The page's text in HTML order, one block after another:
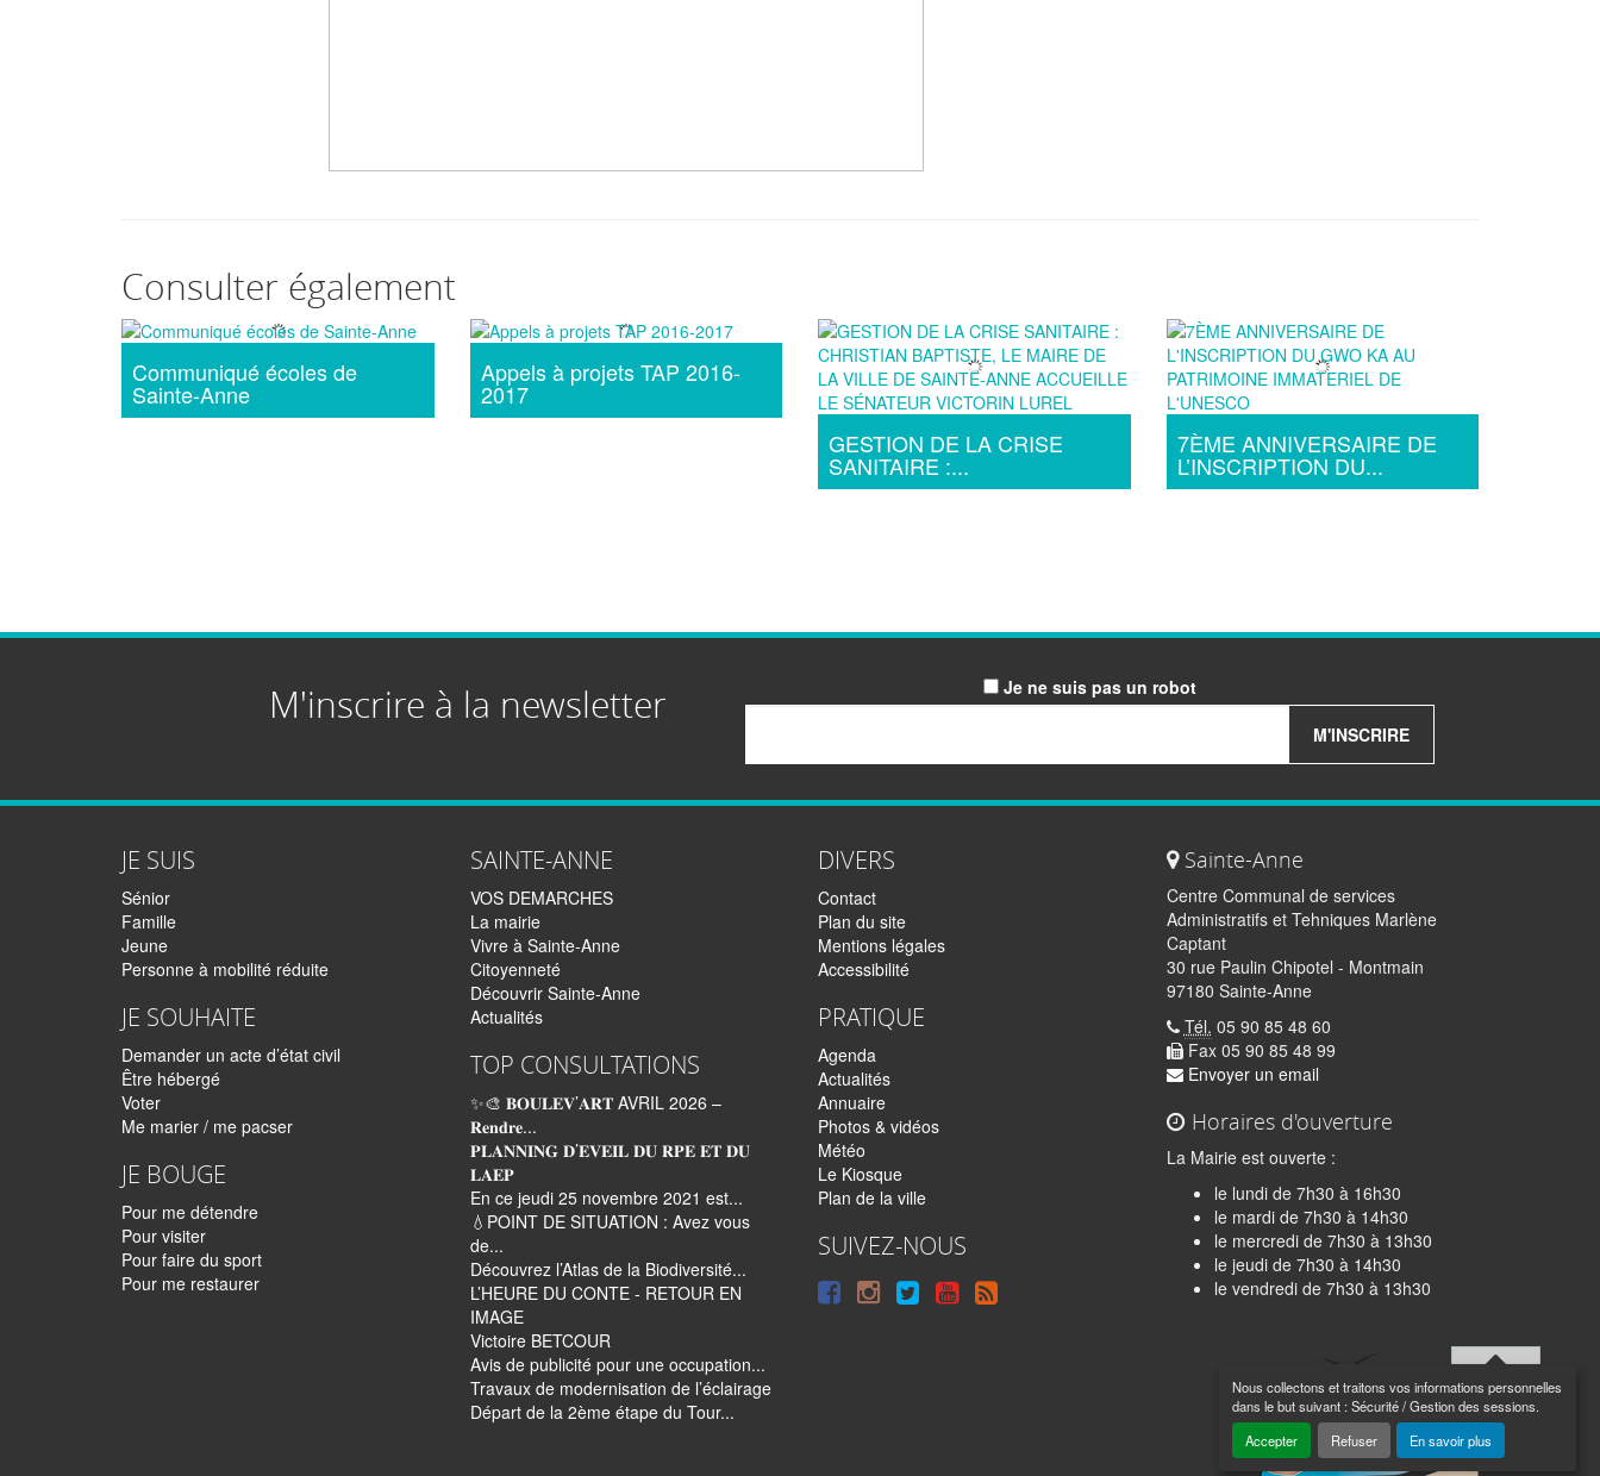
Nous collectons et traitons vos informations personnelles
dans le but suivant :Sécurité / Gestion des sessions.
Accepter
Refuser En savoir plus
Consulter également
Communiqué écoles de
Sainte-Anne
Appels à projets TAP 2016-
2017
GESTION DE LA CRISE
SANITAIRE :...
7ÈME ANNIVERSAIRE DE
L’INSCRIPTION DU...
Haut de
page
M'inscrire à la newsletter
Je ne suis pas un robot
M'INSCRIRE
JE SUIS
Sénior
Famille
Jeune
Personne à mobilité réduite
JE SOUHAITE
Demander un acte d’état civil
Être hébergé
Voter
Me marier / me pacser
JE BOUGE
Pour me détendre
Pour visiter
Pour faire du sport
Pour me restaurer
SAINTE-ANNE
VOS DEMARCHES
La mairie
Vivre à Sainte-Anne
Citoyenneté
Découvrir Sainte-Anne
Actualités
TOP CONSULTATIONS
✨🎨 𝐁𝐎𝐔𝐋𝐄𝐕’𝐀𝐑𝐓 AVRIL 2026 –
𝐑𝐞𝐧𝐝𝐫𝐞...
𝐏𝐋𝐀𝐍𝐍𝐈𝐍𝐆 𝐃’𝐄𝐕𝐄𝐈𝐋 𝐃𝐔 𝐑𝐏𝐄 𝐄𝐓 𝐃𝐔
𝐋𝐀𝐄𝐏
En ce jeudi 25 novembre 2021 est...
💧POINT DE SITUATION : Avez vous
de...
Découvrez l’Atlas de la Biodiversité...
L’HEURE DU CONTE - RETOUR EN
IMAGE
Victoire BETCOUR
Avis de publicité pour une occupation...
Travaux de modernisation de l’éclairage
Départ de la 2ème étape du Tour...
DIVERS
Contact
Plan du site
Mentions légales
Accessibilité
PRATIQUE
Agenda
Actualités
Annuaire
Photos & vidéos
Météo
Le Kiosque
Plan de la ville
SUIVEZ-NOUS
SuivreSuivreSuivreSyndiquer
Sainte-Anne
Centre Communal de services
Administratifs et Tehniques Marlène
Captant
30 rue Paulin Chipotel - Montmain
97180 Sainte-Anne
Tél. 05 90 85 48 60
Fax 05 90 85 48 99
Envoyer un email
Horaires d'ouverture
La Mairie est ouverte :
le lundi de 7h30 à 16h30
le mardi de 7h30 à 14h30
le mercredi de 7h30 à 13h30
le jeudi de 7h30 à 14h30
le vendredi de 7h30 à 13h30